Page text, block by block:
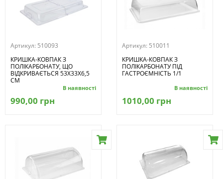
Артикул: 510093
КРИШКА-КОВПАК З
ПОЛІКАРБОНАТУ, ЩО
ВІДКРИВАЄТЬСЯ 53Х33Х6,5
СМ
В наявності
990,00 грн
Артикул: 510011
КРИШКА-КОВПАК З
ПОЛІКАРБОНАТУ ПІД
ГАСТРОЄМНІСТЬ 1/1
В наявності
1010,00 грн